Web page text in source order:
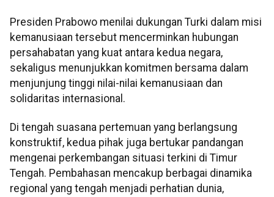
Presiden Prabowo menilai dukungan Turki dalam misi
kemanusiaan tersebut mencerminkan hubungan
persahabatan yang kuat antara kedua negara,
sekaligus menunjukkan komitmen bersama dalam
menjunjung tinggi nilai-nilai kemanusiaan dan
solidaritas internasional.
Di tengah suasana pertemuan yang berlangsung
konstruktif, kedua pihak juga bertukar pandangan
mengenai perkembangan situasi terkini di Timur
Tengah. Pembahasan mencakup berbagai dinamika
regional yang tengah menjadi perhatian dunia,